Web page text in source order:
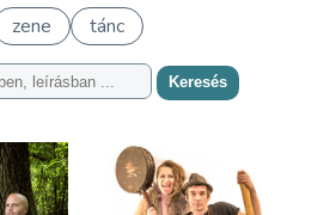
zene tánc
Keresés